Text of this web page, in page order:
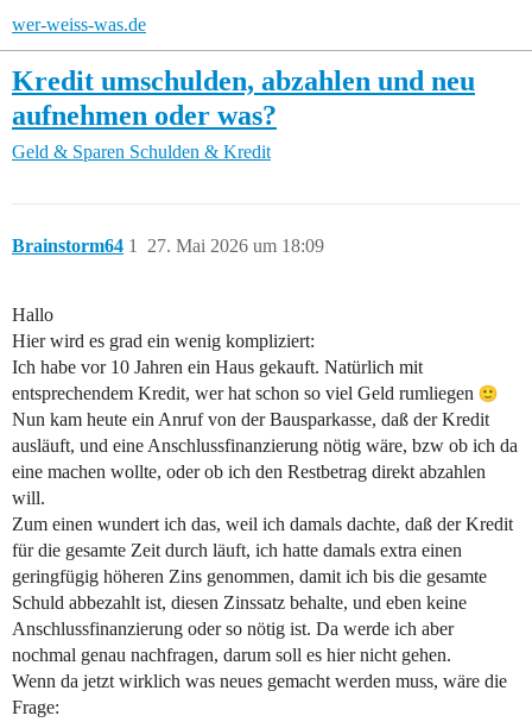
wer-weiss-was.de
Kredit umschulden, abzahlen und neu
aufnehmen oder was?
Geld & Sparen Schulden & Kredit
Brainstorm64 27. Mai 2026 um 18:09
1
Hallo
Hier wird es grad ein wenig kompliziert:
Ich habe vor 10 Jahren ein Haus gekauft. Natürlich mit
entsprechendem Kredit, wer hat schon so viel Geld rumliegen
Nun kam heute ein Anruf von der Bausparkasse, daß der Kredit
ausläuft, und eine Anschlussfinanzierung nötig wäre, bzw ob ich da
eine machen wollte, oder ob ich den Restbetrag direkt abzahlen
will.
Zum einen wundert ich das, weil ich damals dachte, daß der Kredit
für die gesamte Zeit durch läuft, ich hatte damals extra einen
geringfügig höheren Zins genommen, damit ich bis die gesamte
Schuld abbezahlt ist, diesen Zinssatz behalte, und eben keine
Anschlussfinanzierung oder so nötig ist. Da werde ich aber
nochmal genau nachfragen, darum soll es hier nicht gehen.
Wenn da jetzt wirklich was neues gemacht werden muss, wäre die
Frage: